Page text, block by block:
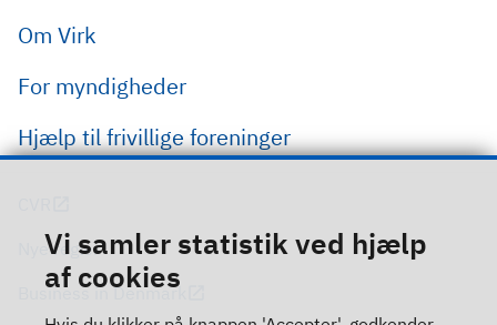
Vi samler statistik ved hjælp
af cookies
Om Virk
For myndigheder
Hjælp til frivillige foreninger
Nye regler
Business in Denmark